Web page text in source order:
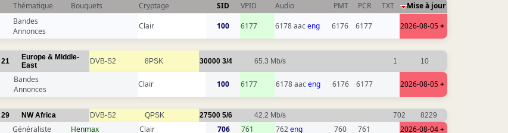
Thématique Bouquets Cryptage SID VPID Audio PMT PCR TXT
Mise à jour
Bandes
Annonces
Clair 100 6177 6178 aaceng 6176 6177 2026-08-05+
21
Europe & Middle-
East
DVB-S2 8PSK 30000 3/4 65.3 Mb/s 1 10
Bandes
Annonces
Clair 100 6177 6178 aaceng 6176 6177 2026-08-05+
29 NW Africa DVB-S2 QPSK 27500 5/6 42.2 Mb/s 702 8229
Généraliste Henmax Clair 706 761 762eng 760 761 2026-08-04+